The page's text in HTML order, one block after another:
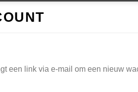
een link via e-mail om een nieuw